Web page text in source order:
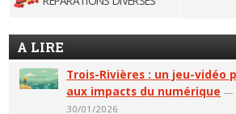
A LIRE
Trois-Rivières : un jeu-vidéo
aux impacts du numérique —
30/01/2026